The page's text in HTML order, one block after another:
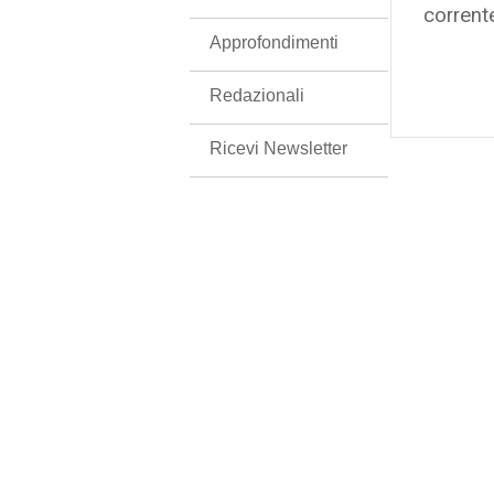
Approfondimenti
Redazionali
Ricevi Newsletter